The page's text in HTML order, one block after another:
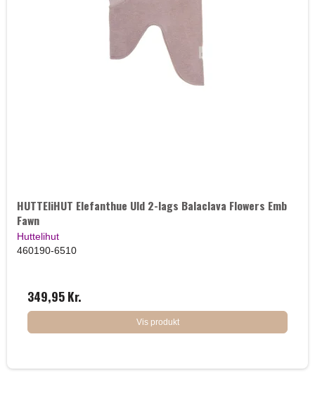
HUTTEliHUT Elefanthue Uld 2-lags Balaclava Flowers Emb
Fawn
Huttelihut
460190-6510
349,95 Kr.
Vis produkt